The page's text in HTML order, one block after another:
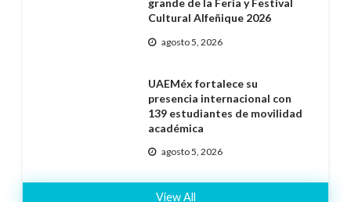
grande de la Feria y Festival
Cultural Alfeñique 2026
agosto 5, 2026
UAEMéx fortalece su
presencia internacional con
139 estudiantes de movilidad
académica
agosto 5, 2026
View All